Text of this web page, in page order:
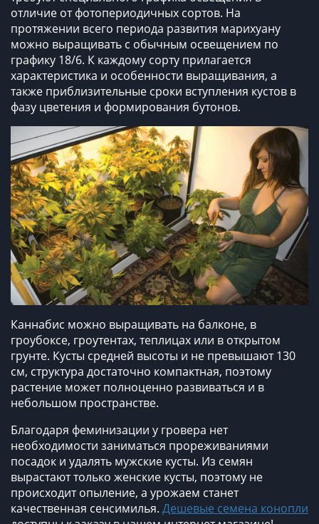
отличие от фотопериодичных сортов. На
протяжении всего периода развития марихуану
можно выращивать с обычным освещением по
графику 18/6. К каждому сорту прилагается
характеристика и особенности выращивания, а
также приблизительные сроки вступления кустов в
фазу цветения и формирования бутонов.
Каннабис можно выращивать на балконе, в
гроубоксе, гроутентах, теплицах или в открытом
грунте. Кусты средней высоты и не превышают 130
см, структура достаточно компактная, поэтому
растение может полноценно развиваться и в
небольшом пространстве.
Благодаря феминизации у гровера нет
необходимости заниматься прореживаниями
посадок и удалять мужские кусты. Из семян
вырастают только женские кусты, поэтому не
происходит опыление, а урожаем станет
качественная сенсимилья. Дешевые семена конопли